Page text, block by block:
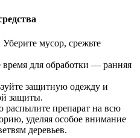
мусор, срежьте
для обработки — ранняя
защитную одежду и
защиты.
распылите препарат на всю
уделяя особое внимание
деревьев.